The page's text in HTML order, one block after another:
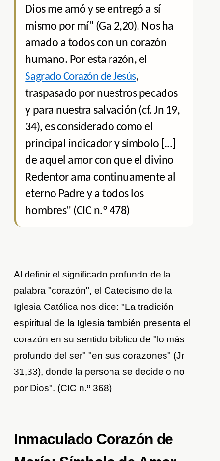
Dios me amó y se entregó a sí
mismo por mí" (Ga 2,20). Nos ha
amado a todos con un corazón
humano. Por esta razón, el
Sagrado Corazón de Jesús,
traspasado por nuestros pecados
y para nuestra salvación (cf. Jn 19,
34), es considerado como el
principal indicador y símbolo [...]
de aquel amor con que el divino
Redentor ama continuamente al
eterno Padre y a todos los
hombres" (CIC n.º 478)
Al definir el significado profundo de la
palabra "corazón", el Catecismo de la
Iglesia Católica nos dice: "La tradición
espiritual de la Iglesia también presenta el
corazón en su sentido bíblico de "lo más
profundo del ser" "en sus corazones" (Jr
31,33), donde la persona se decide o no
por Dios". (CIC n.º 368)
Inmaculado Corazón de